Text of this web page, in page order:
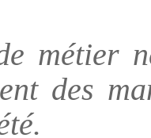
métier
des